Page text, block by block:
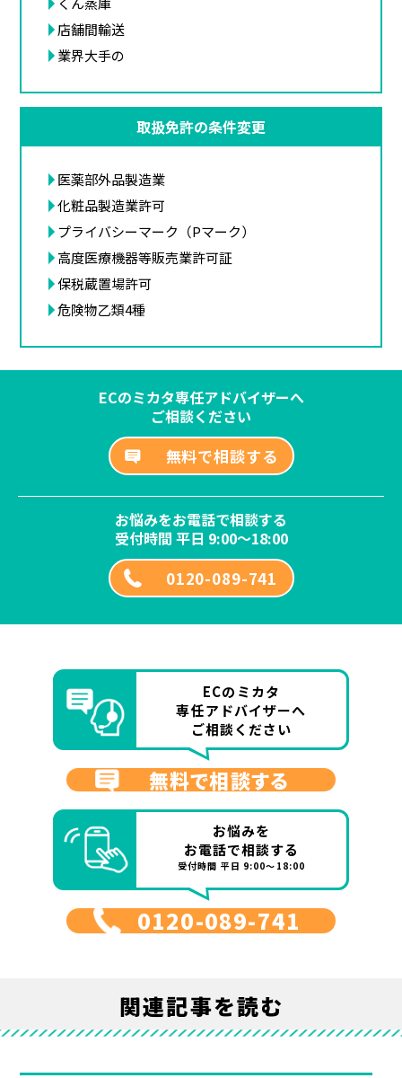
店舗間輸送
業界大手の
取扱免許の条件変更
医薬部外品製造業
化粧品製造業許可
プライバシーマーク（Pマーク）
高度医療機器等販売業許可証
保税蔵置場許可
危険物乙類4種
ECのミカタ専任アドバイザーへ
ご相談ください
無料で相談する
お悩みをお電話で相談する
受付時間 平日 9:00～18:00
0120-089-741
ECのミカタ
専任アドバイザーへ
ご相談ください
無料で相談する
お悩みを
お電話で相談する
受付時間 平日 9:00～18:00
0120-089-741
関連記事を読む